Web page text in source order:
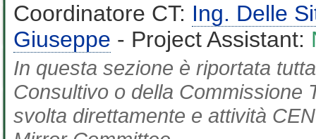
Coordinatore CT: Ing. Delle
Giuseppe - Project Assistant:
In questa sezione è riportata
Consultivo o della Commissione
svolta direttamente e attività